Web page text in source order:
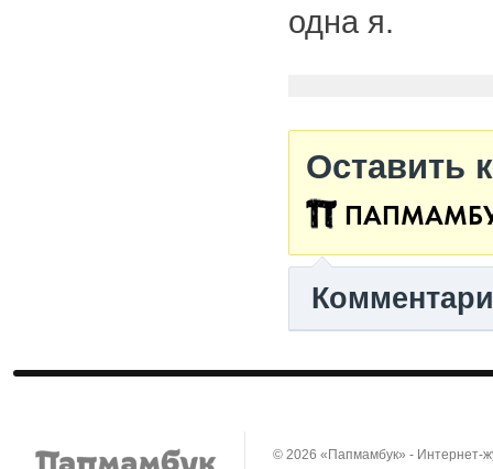
одна я.
Оставить
© 2026 «Папмамбук» - Интернет-